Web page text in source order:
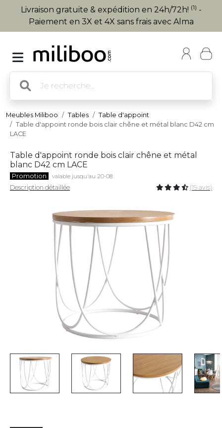
Livraison gratuite & expédition en 24h/72h! (1) -
Paiement en 3X et 4X sans frais avec Alma
Meubles Miliboo Tables
Table d'appoint
Table d'appoint ronde bois clair chêne et métal blanc D42 cm
LACE
Table d'appoint ronde bois clair chêne et métal
blanc D42 cm LACE
Promotion valable jusqu'au 20-08
Description détaillée (19 avis)